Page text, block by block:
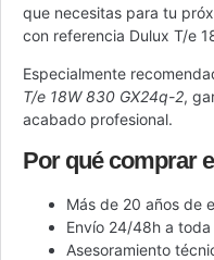
que necesitas para tu
con referencia Dulux T/e
Especialmente
T/e 18W 830 GX24q-2,
acabado profesional.
Por qué comprar
Más de 20 años de
Envío 24/48h a toda
Asesoramiento